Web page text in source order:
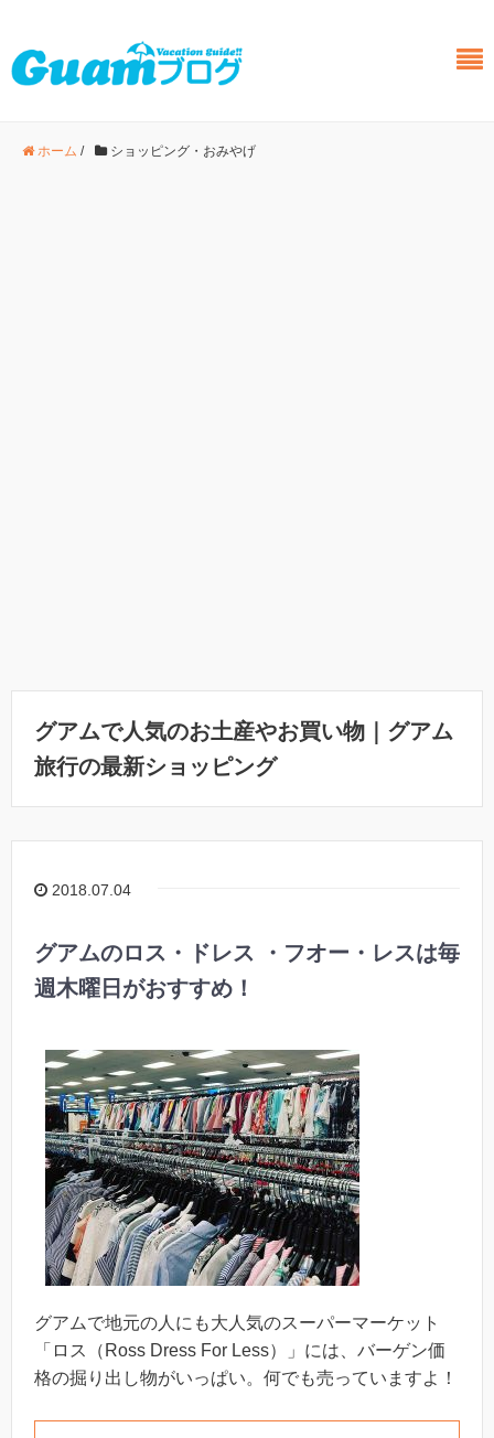
ホーム / ショッピング・おみやげ
グアムで人気のお土産やお買い物｜グアム
旅行の最新ショッピング
2018.07.04
グアムのロス・ドレス ・フオー・レスは毎
週木曜日がおすすめ！
グアムで地元の人にも大人気のスーパーマーケット
「ロス（Ross Dress For Less）」には、バーゲン価
格の掘り出し物がいっぱい。何でも売っていますよ！